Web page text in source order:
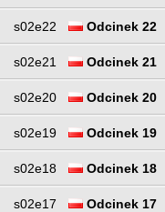
s02e22 Odcinek 22
s02e21 Odcinek 21
s02e20 Odcinek 20
s02e19 Odcinek 19
s02e18 Odcinek 18
s02e17 Odcinek 17